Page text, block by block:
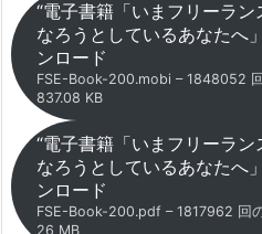
“電子書籍「いまフリーラン
なろうとしているあなたへ
ンロード
FSE-Book-200.mobi – 1848052
837.08 KB
“電子書籍「いまフリーラン
なろうとしているあなたへ
ンロード
FSE-Book-200.pdf – 1817962 回
26 MB